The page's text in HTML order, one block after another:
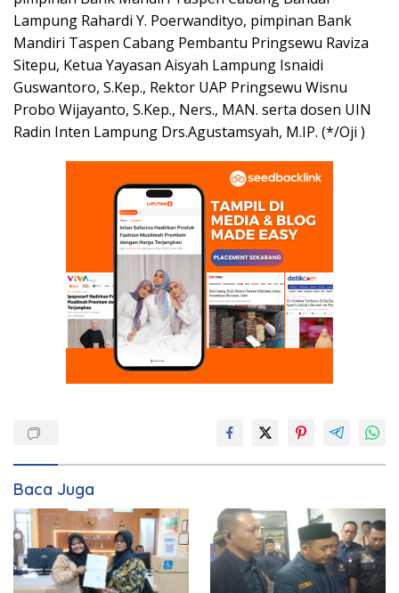
Lampung Rahardi Y. Poerwandityo, pimpinan Bank
Mandiri Taspen Cabang Pembantu Pringsewu Raviza
Sitepu, Ketua Yayasan Aisyah Lampung Isnaidi
Guswantoro, S.Kep., Rektor UAP Pringsewu Wisnu
Probo Wijayanto, S.Kep., Ners., MAN. serta dosen UIN
Radin Inten Lampung Drs.Agustamsyah, M.IP. (*/Oji )
Baca Juga